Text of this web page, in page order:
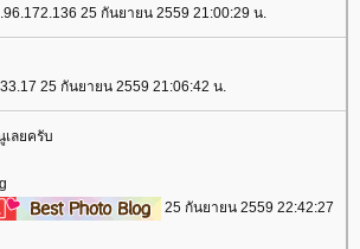
25 กันยายน 2559 21:00:29 น.
25 กันยายน 2559 21:06:42 น.
ลยครับ
25 กันยายน 2559 22:42:27